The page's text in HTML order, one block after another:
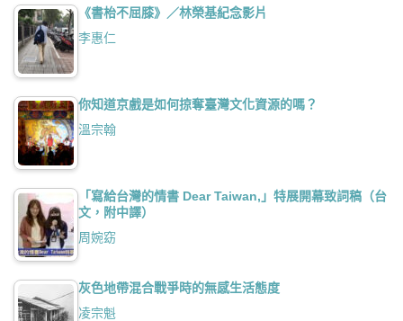
《書枱不屈膝》／林榮基紀念影片
李惠仁
你知道京戲是如何掠奪臺灣文化資源的嗎？
溫宗翰
「寫給台灣的情書 Dear Taiwan,」特展開幕致詞稿（台
文，附中譯）
周婉窈
灰色地帶混合戰爭時的無感生活態度
凌宗魁